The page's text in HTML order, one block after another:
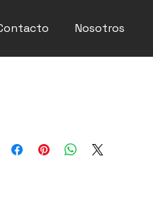
Nosotros